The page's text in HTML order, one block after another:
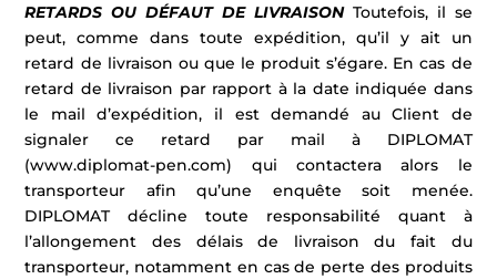
RETARDS OU DÉFAUT DE LIVRAISONToutefois, il se
peut, comme dans toute expédition, qu’il y ait un
retard de livraison ou que le produit s’égare. En cas de
retard de livraison par rapport à la date indiquée dans
le mail d’expédition, il est demandé au Client de
signaler ce retard par mail à DIPLOMAT
(www.diplomat-pen.com) qui contactera alors le
transporteur afin qu’une enquête soit menée.
DIPLOMAT décline toute responsabilité quant à
l’allongement des délais de livraison du fait du
transporteur, notamment en cas de perte des produits